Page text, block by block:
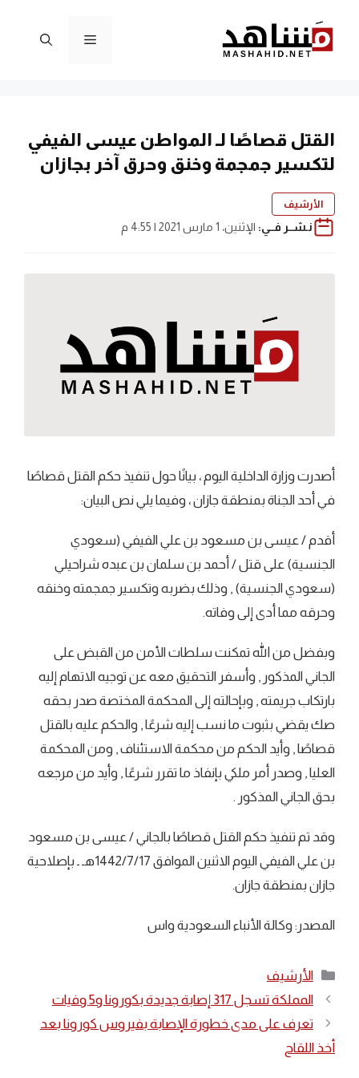
المحتوى
القائمة
القتل قصاصًا لـ المواطن عيسى الفيفي
لتكسير جمجمة وخنق وحرق آخر بجازان
الأرشيف
نـشــر فــي: الإثنين، 1 مارس 2021 | 4:55 م
أصدرت وزارة الداخلية اليوم ، بيانًا حول تنفيذ حكم القتل قصاصًا
في أحد الجناة بمنطقة جازان ، وفيما يلي نص البيان:
أقدم / عيسى بن مسعود بن علي الفيفي (سعودي
الجنسية) على قتل / أحمد بن سلمان بن عبده شراحيلي
(سعودي الجنسية) , وذلك بضربه وتكسير جمجمته وخنقه
وحرقه مما أدى إلى وفاته.
وبفضل من الله تمكنت سلطات الأمن من القبض على
الجاني المذكور , وأسفر التحقيق معه عن توجيه الاتهام إليه
بارتكاب جريمته , وبإحالته إلى المحكمة المختصة صدر بحقه
صك يقضي بثبوت ما نسب إليه شرعًا , والحكم عليه بالقتل
قصاصًا , وأيد الحكم من محكمة الاستئناف , ومن المحكمة
العليا , وصدر أمر ملكي بإنفاذ ما تقرر شرعًا , وأيد من مرجعه
بحق الجاني المذكور .
وقد تم تنفيذ حكم القتل قصاصًا بالجاني / عيسى بن مسعود
بن علي الفيفي اليوم الاثنين الموافق 1442/7/17هـ ـ بإصلاحية
جازان بمنطقة جازان.
المصدر: وكالة الأنباء السعودية واس
التصنيفات
الأرشيف
المملكة تسجل 317 إصابة جديدة بكورونا و5 وفيات
تعرف على مدى خطورة الإصابة بفيروس كورونا بعد
أخذ اللقاح